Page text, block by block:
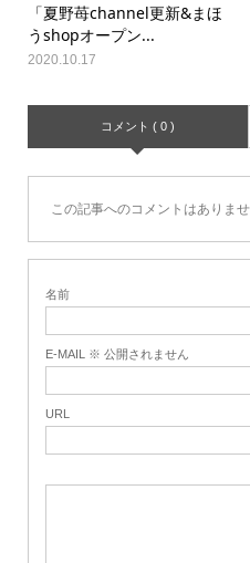
「夏野苺channel更新&まほ
うshopオープン...
2020.10.17
コメント ( 0 )
この記事へのコメントはありませ
名前
E-MAIL ※ 公開されません
URL